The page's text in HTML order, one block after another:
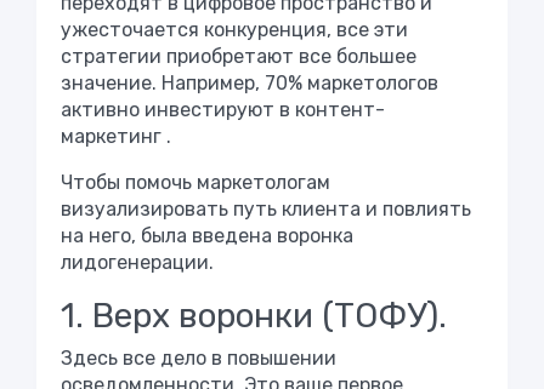
ужесточается конкуренция, все эти
стратегии приобретают все большее
значение. Например, 70% маркетологов
активно инвестируют в контент-
маркетинг .
Чтобы помочь маркетологам
визуализировать путь клиента и повлиять
на него, была введена воронка
лидогенерации.
1. Верх воронки (ТОФУ).
Здесь все дело в повышении